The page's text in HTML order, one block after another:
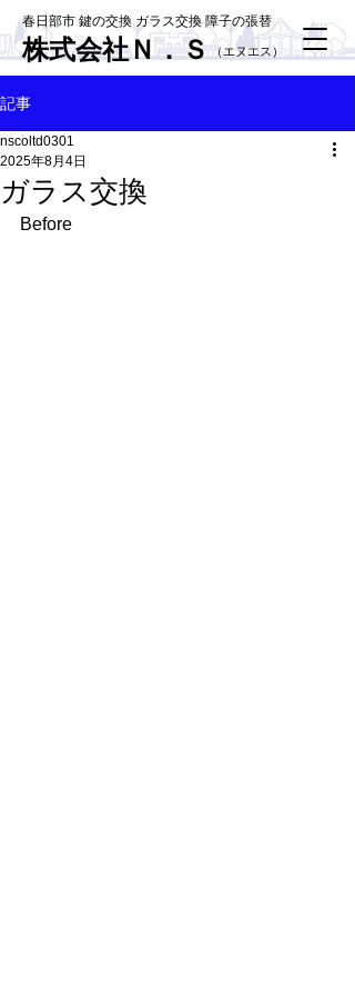
春日部市 鍵の交換 ガラス交換 障子の張替
株式会社Ｎ．Ｓ​（エヌエス）
記事
ガラス交換
nscoltd0301
2025年8月4日
Before